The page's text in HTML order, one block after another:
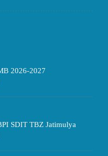
2026-2027
SDIT TBZ Jatimulya